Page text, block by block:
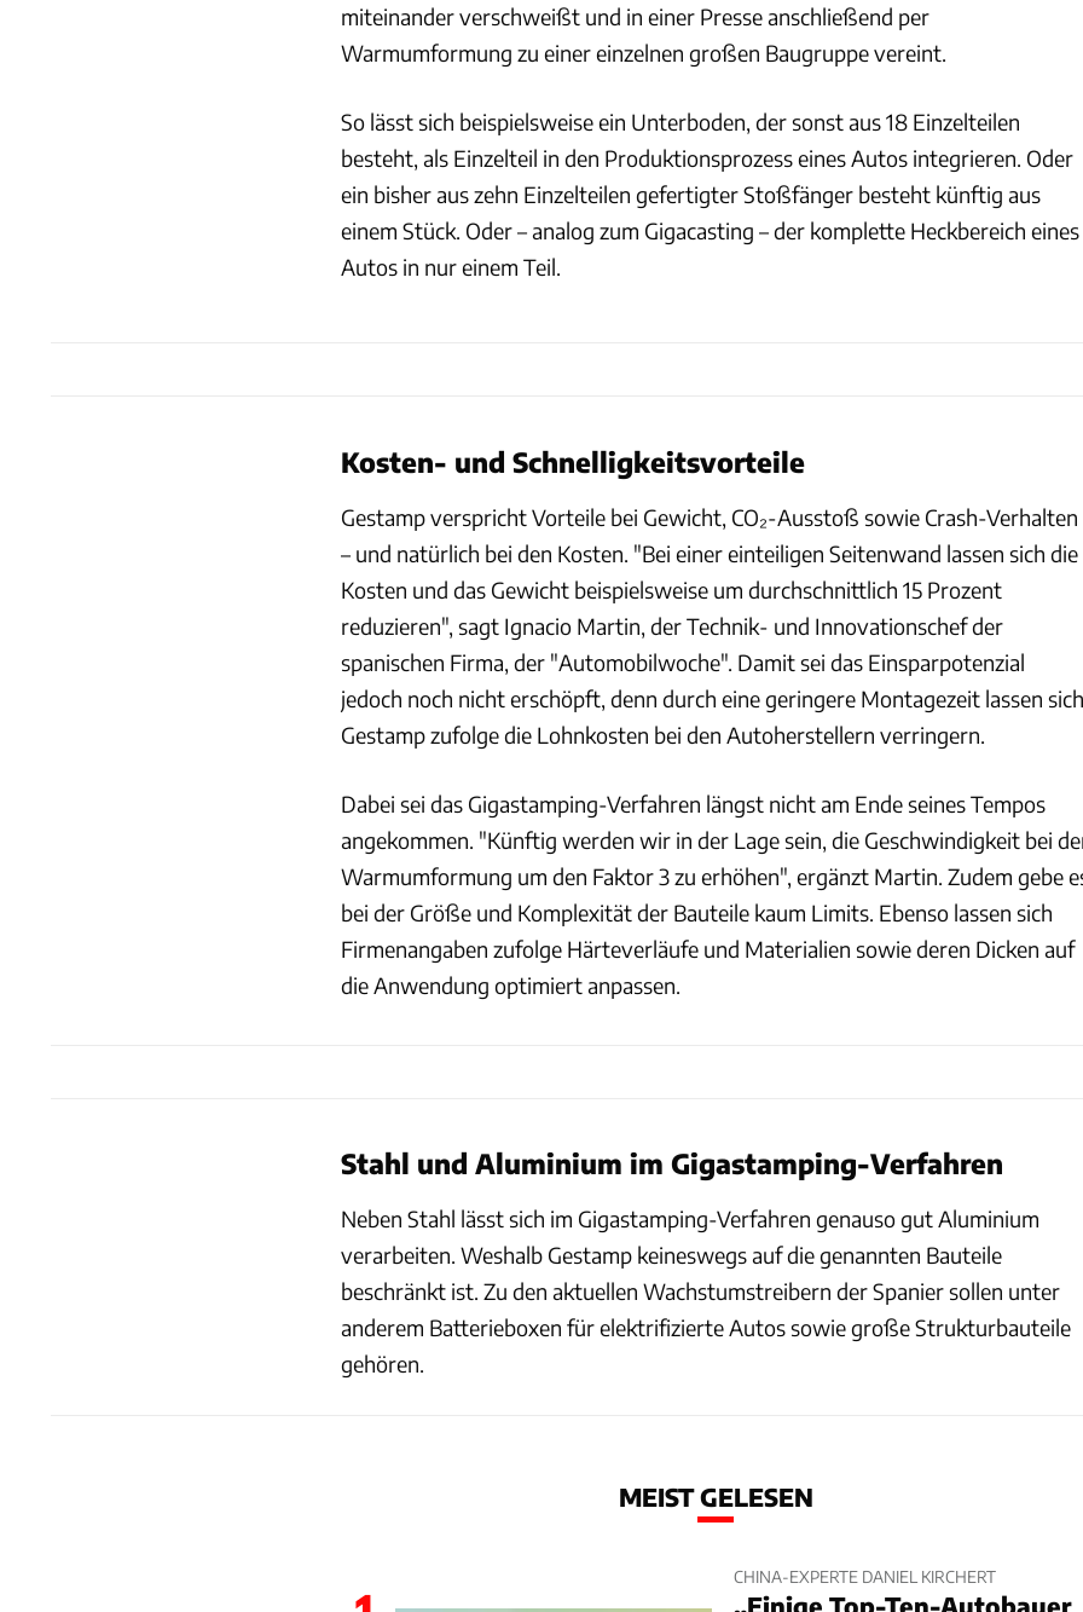
miteinander verschweißt und in einer Presse anschließend per
Warmumformung zu einer einzelnen großen Baugruppe vereint.
So lässt sich beispielsweise ein Unterboden, der sonst aus 18 Einzelteilen
besteht, als Einzelteil in den Produktionsprozess eines Autos integrieren. Oder
ein bisher aus zehn Einzelteilen gefertigter Stoßfänger besteht künftig aus
einem Stück. Oder – analog zum Gigacasting – der komplette Heckbereich eines
Autos in nur einem Teil.
Kosten- und Schnelligkeitsvorteile
Gestamp verspricht Vorteile bei Gewicht, CO₂-Ausstoß sowie Crash-Verhalten
– und natürlich bei den Kosten. "Bei einer einteiligen Seitenwand lassen sich die
Kosten und das Gewicht beispielsweise um durchschnittlich 15 Prozent
reduzieren", sagt Ignacio Martin, der Technik- und Innovationschef der
spanischen Firma, der "Automobilwoche". Damit sei das Einsparpotenzial
jedoch noch nicht erschöpft, denn durch eine geringere Montagezeit lassen sich
Gestamp zufolge die Lohnkosten bei den Autoherstellern verringern.
Dabei sei das Gigastamping-Verfahren längst nicht am Ende seines Tempos
angekommen. "Künftig werden wir in der Lage sein, die Geschwindigkeit bei
Warmumformung um den Faktor 3 zu erhöhen", ergänzt Martin. Zudem gebe
bei der Größe und Komplexität der Bauteile kaum Limits. Ebenso lassen sich
Firmenangaben zufolge Härteverläufe und Materialien sowie deren Dicken auf
die Anwendung optimiert anpassen.
Stahl und Aluminium im Gigastamping-Verfahren
Neben Stahl lässt sich im Gigastamping-Verfahren genauso gut Aluminium
verarbeiten. Weshalb Gestamp keineswegs auf die genannten Bauteile
beschränkt ist. Zu den aktuellen Wachstumstreibern der Spanier sollen unter
anderem Batterieboxen für elektrifizierte Autos sowie große Strukturbauteile
gehören.
MEIST GELESEN
CHINA-EXPERTE DANIEL KIRCHERT
„Einige Top-Ten-Autobauer